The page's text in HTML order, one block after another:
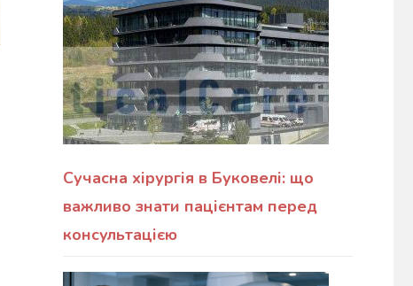
Сучасна хірургія в Буковелі: що
важливо знати пацієнтам перед
консультацією